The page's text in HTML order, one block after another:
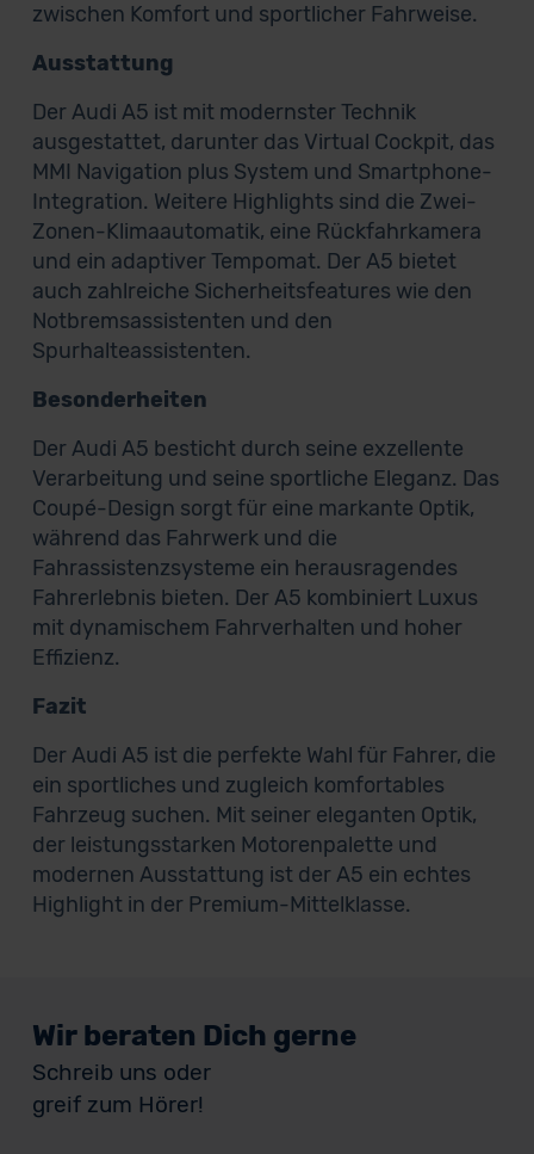
zwischen Komfort und sportlicher Fahrweise.
Ausstattung
Der Audi A5 ist mit modernster Technik
ausgestattet, darunter das Virtual Cockpit, das
MMI Navigation plus System und Smartphone-
Integration. Weitere Highlights sind die Zwei-
Zonen-Klimaautomatik, eine Rückfahrkamera
und ein adaptiver Tempomat. Der A5 bietet
auch zahlreiche Sicherheitsfeatures wie den
Notbremsassistenten und den
Spurhalteassistenten.
Besonderheiten
Der Audi A5 besticht durch seine exzellente
Verarbeitung und seine sportliche Eleganz. Das
Coupé-Design sorgt für eine markante Optik,
während das Fahrwerk und die
Fahrassistenzsysteme ein herausragendes
Fahrerlebnis bieten. Der A5 kombiniert Luxus
mit dynamischem Fahrverhalten und hoher
Effizienz.
Fazit
Der Audi A5 ist die perfekte Wahl für Fahrer, die
ein sportliches und zugleich komfortables
Fahrzeug suchen. Mit seiner eleganten Optik,
der leistungsstarken Motorenpalette und
modernen Ausstattung ist der A5 ein echtes
Highlight in der Premium-Mittelklasse.
Wir beraten Dich gerne
Schreib uns oder
greif zum Hörer!